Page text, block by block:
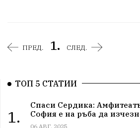
ПРЕД. 1. СЛЕД.
ТОП 5 СТАТИИ
1.
Спаси Сердика:
София е на ръба да
06 АВГ, 2025